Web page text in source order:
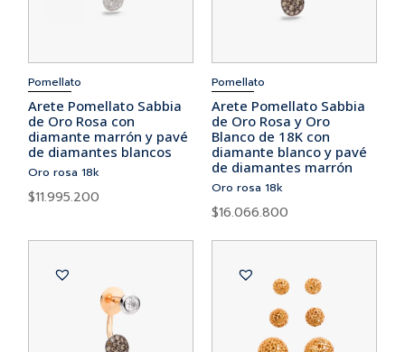
Pomellato
Arete Pomellato Sabbia
de Oro Rosa con
diamante marrón y pavé
de diamantes blancos
Oro rosa 18k
$11.995.200
Pomellato
Arete Pomellato Sabbia
de Oro Rosa y Oro
Blanco de 18K con
diamante blanco y pavé
de diamantes marrón
Oro rosa 18k
$16.066.800